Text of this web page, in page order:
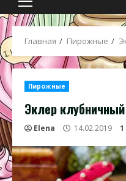
Основное
меню
Главная Пирожные
Пирожные
Эклер клубничный
Elena 14.02.2019